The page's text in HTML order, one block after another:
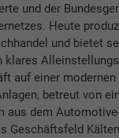
und der
Heute
und bietet
klares
auf einer
betreut von
aus dem
Geschäftsfeld